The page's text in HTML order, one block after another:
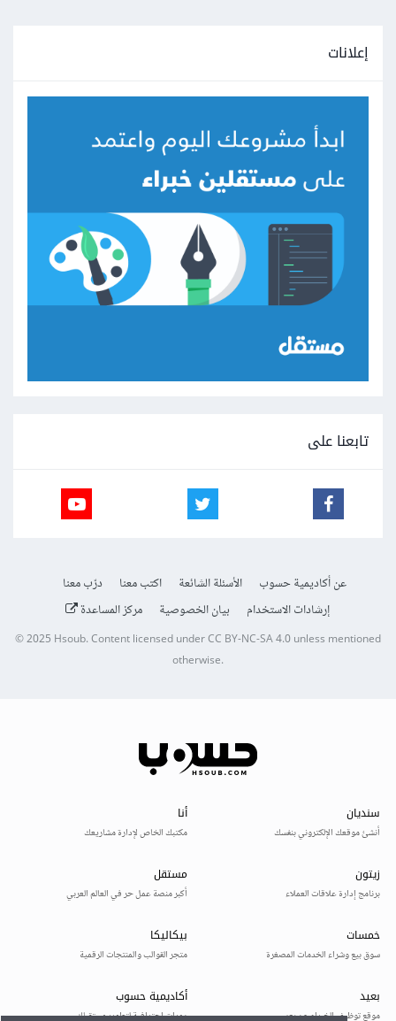
إعلانات
تابعنا على
عن أكاديمية حسوب الأسئلة الشائعة اكتب معنا
درّب معنا
إرشادات الاستخدام
بيان الخصوصية مركز المساعدة
© 2025Hsoub.Content licensed underCC BY-NC-SA 4.0unless mentioned
otherwise.